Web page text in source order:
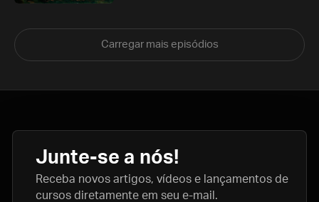
Carregar mais episódios
Junte-se a nós!
Receba novos artigos, vídeos e lançamentos de
cursos diretamente em seu e-mail.